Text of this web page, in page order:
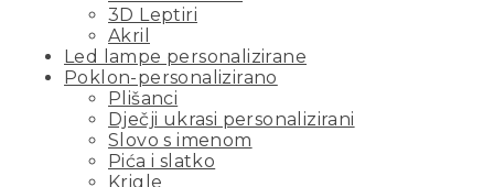
3D Leptiri
Akril
Led lampe personalizirane
Poklon-personalizirano
Plišanci
Dječji ukrasi personalizirani
Slovo s imenom
Pića i slatko
Krigle